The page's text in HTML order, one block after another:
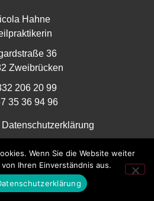
Hahne
36
Zweibrücken
206 20 99
35 36 94 96
Datenschutzerklärung
und Homöopathie in
.
by TeCrest-Media
Wenn Sie die Website weiter
Ihren Einverständnis aus.